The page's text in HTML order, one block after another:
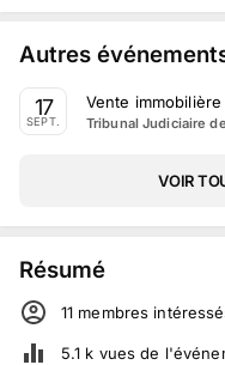
Autres
17
SEPT.
Vente
Tribunal Judiciaire
VOIR
Résumé
11 membres intéressé
5.1 k vues de